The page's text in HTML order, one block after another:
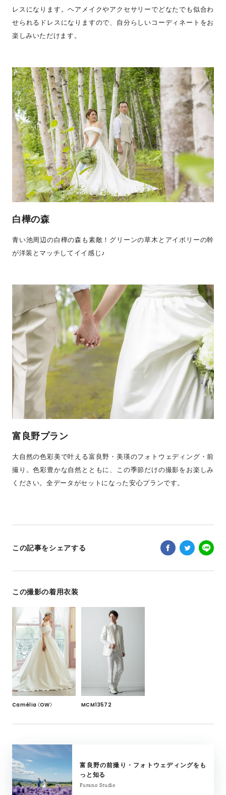
レスになります。ヘアメイクやアクセサリーでどなたでも似合わ
せられるドレスになりますので、自分らしいコーディネートをお
楽しみいただけます。
白樺の森
青い池周辺の白樺の森も素敵！グリーンの草木とアイボリーの幹
が洋装とマッチしてイイ感じ♪
富良野プラン
大自然の色彩美で叶える富良野・美瑛のフォトウェディング・前
撮り。色彩豊かな自然とともに、この季節だけの撮影をお楽しみ
ください。全データがセットになった安心プランです。
この記事をシェアする
この撮影の着用衣装
Camélia〈OW〉 MCM13572
富良野の前撮り・フォトウェディングをも
っと知る
Furano Studio